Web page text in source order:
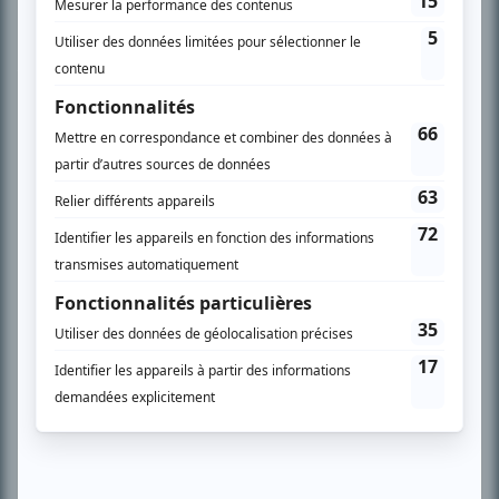
Chroniqueur télé du journal Le Soleil depuis 2001, Richard Therrien carbure à
son petit écran. Celui qu’on surnomme parfois «l’encyclopédie de la
télévision» a d’abord oeuvré au magazine TV Hebdo de 1996 à 2001. Sa
l’actualité télévisuelle au 98,5.
En savoir plus »
SUR LE RÉSEAU BIZZ MÉDIA
PLAN DU SITE
Accueil
Liste des oeuvres